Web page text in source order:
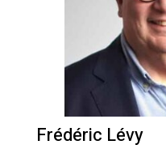
Frédéric Lévy